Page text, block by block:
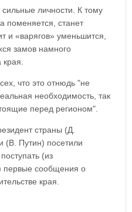
личности. К тому
поменяется, станет
и «варягов» уменьшится,
замов намного
что это отнюдь "не
необходимость, так
перед регионом".
страны (Д.
(В. Путин) посетили
(из
первые сообщения о
края.